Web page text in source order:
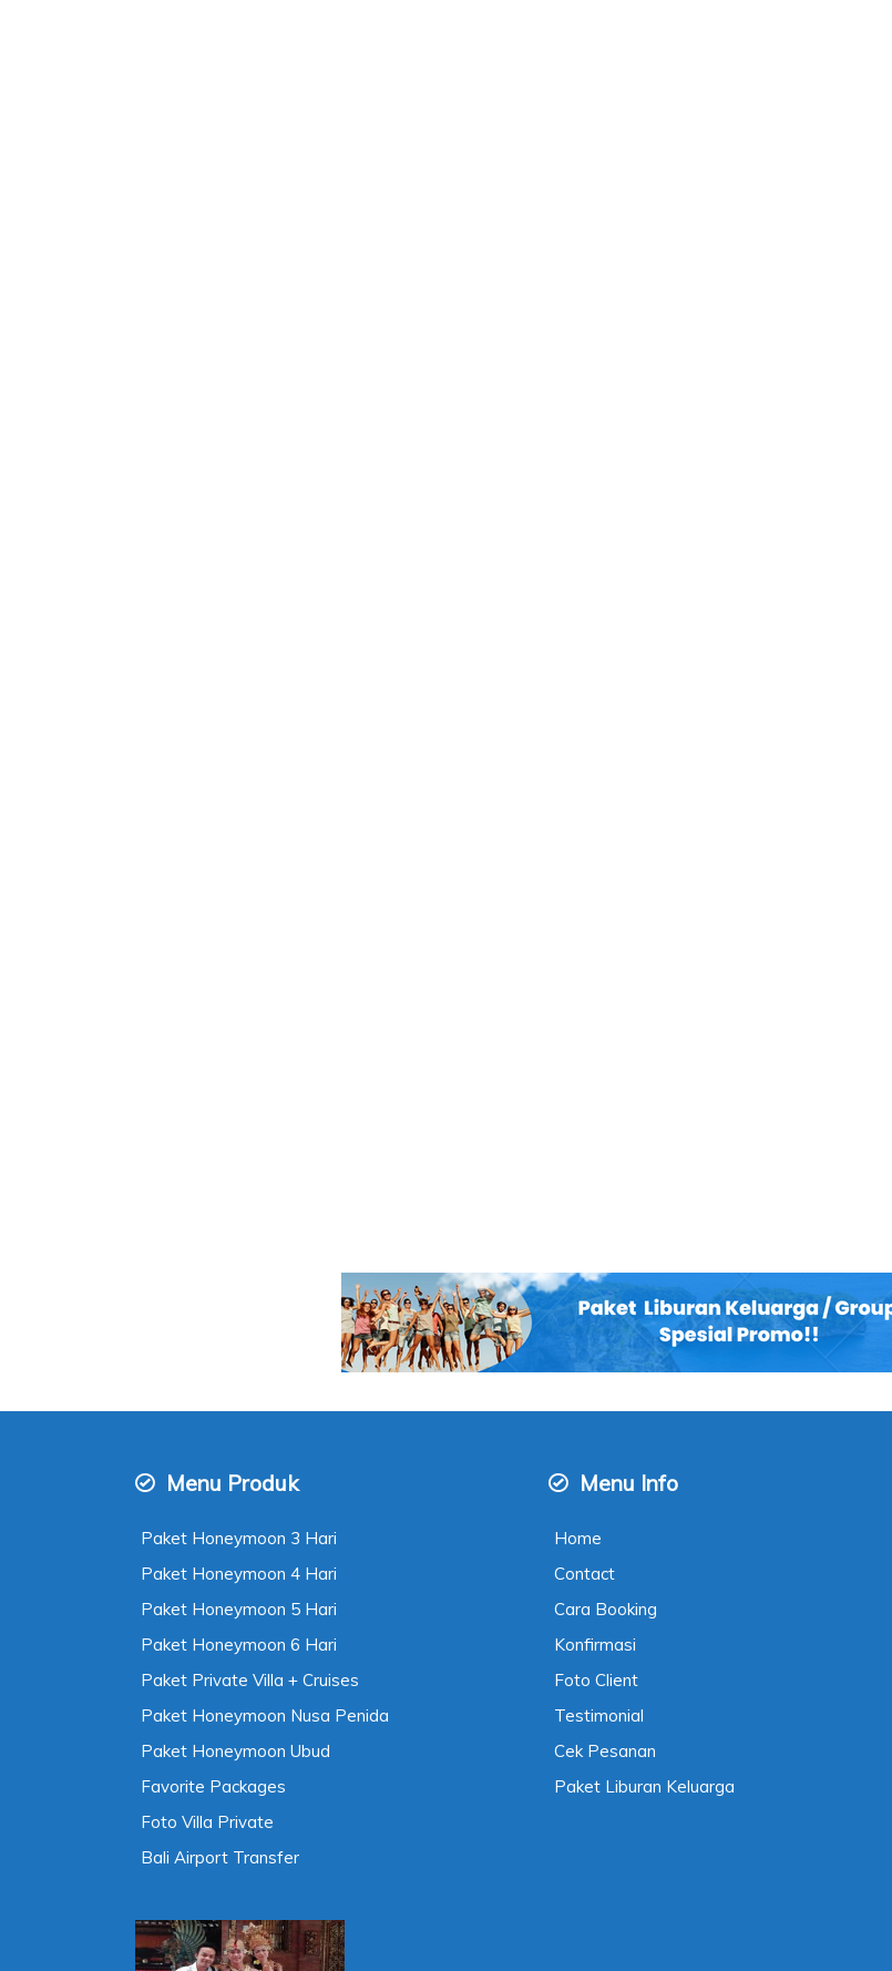
Menu Produk
Paket Honeymoon 3 Hari
Paket Honeymoon 4 Hari
Paket Honeymoon 5 Hari
Paket Honeymoon 6 Hari
Paket Private Villa + Cruises
Paket Honeymoon Nusa Penida
Paket Honeymoon Ubud
Favorite Packages
Foto Villa Private
Bali Airport Transfer
Menu Info
Home
Contact
Cara Booking
Konfirmasi
Foto Client
Testimonial
Cek Pesanan
Paket Liburan Keluarga